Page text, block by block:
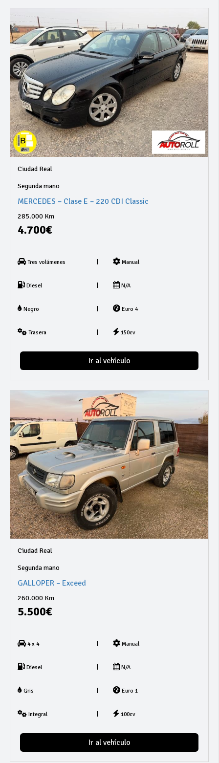
Ciudad Real
Segunda mano
MERCEDES – Clase E – 220 CDI Classic
285.000 Km
4.700€
Tres volúmenes | Manual
Diesel | N/A
Negro | Euro 4
Trasera | 150cv
Ir al vehículo
Ciudad Real
Segunda mano
GALLOPER – Exceed
260.000 Km
5.500€
4 x 4 Manual
Diesel N/A
Gris Euro 1
Integral 100cv
Ir al vehículo